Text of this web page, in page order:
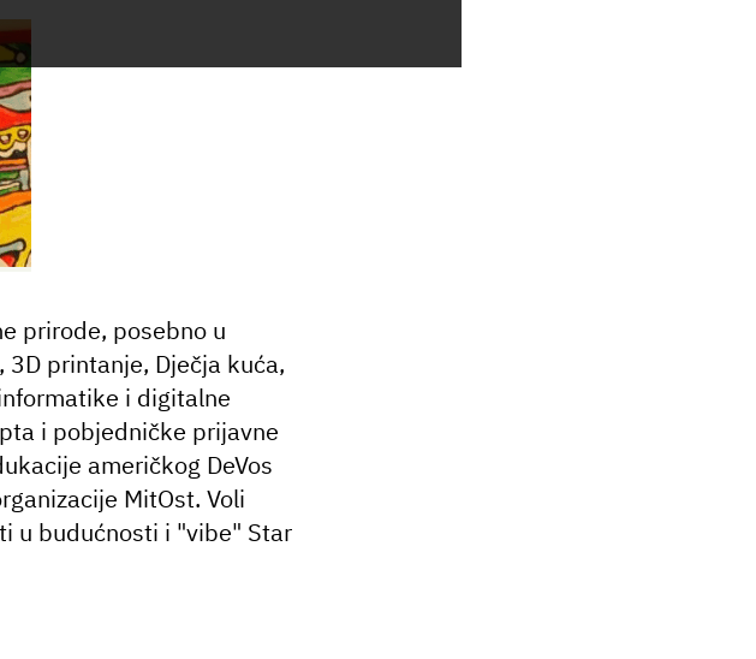
prirode, posebno u
printanje, Dječja kuća,
i digitalne
i pobjedničke prijavne
američkog DeVos
MitOst. Voli
u budućnosti i "vibe" Star